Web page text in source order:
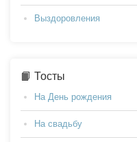
Выздоровления
📙 Тосты
На День рождения
На свадьбу